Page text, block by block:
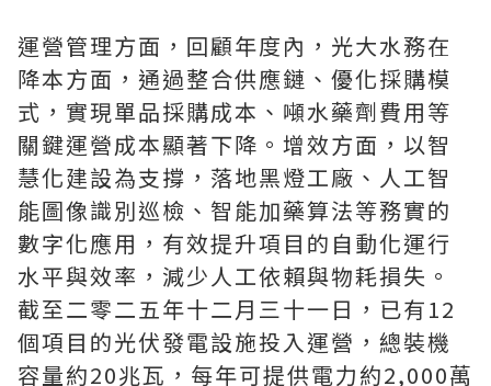
運營管理方面，回顧年度內，光大水務在
降本方面，通過整合供應鏈、優化採購模
式，實現單品採購成本、噸水藥劑費用等
關鍵運營成本顯著下降。增效方面，以智
慧化建設為支撐，落地黑燈工廠、人工智
能圖像識別巡檢、智能加藥算法等務實的
數字化應用，有效提升項目的自動化運行
水平與效率，減少人工依賴與物耗損失。
截至二零二五年十二月三十一日，已有12
個項目的光伏發電設施投入運營，總裝機
容量約20兆瓦，每年可提供電力約2,000萬